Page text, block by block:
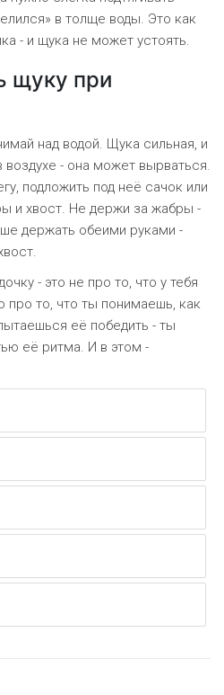
в толще воды. Это как
- и щука не может устоять.
щуку при
над водой. Щука сильная, и
- она может вырваться.
подложить под неё сачок или
и хвост. Не держи за жабры -
держать обеими руками -
- это не про то, что у тебя
про то, что ты понимаешь, как
её победить - ты
её ритма. И в этом -